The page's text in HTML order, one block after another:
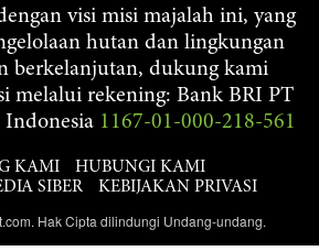
visi misi majalah ini, yang
hutan dan lingkungan
berkelanjutan, dukung kami
melalui rekening: Bank BRI PT
Indonesia 1167-01-000-218-561
KAMI
HUBUNGI KAMI
SIBER
KEBIJAKAN PRIVASI
Hak Cipta dilindungi Undang-undang.